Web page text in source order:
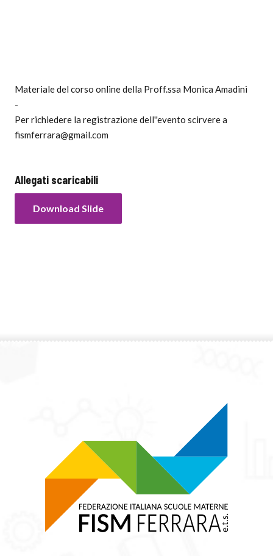
Materiale del corso online della Proff.ssa Monica Amadini
-
Per richiedere la registrazione dell''evento scirvere a
fismferrara@gmail.com
Allegati scaricabili
Download Slide